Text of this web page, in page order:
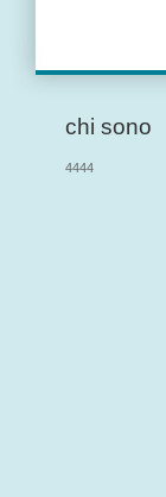
chi sono
4444